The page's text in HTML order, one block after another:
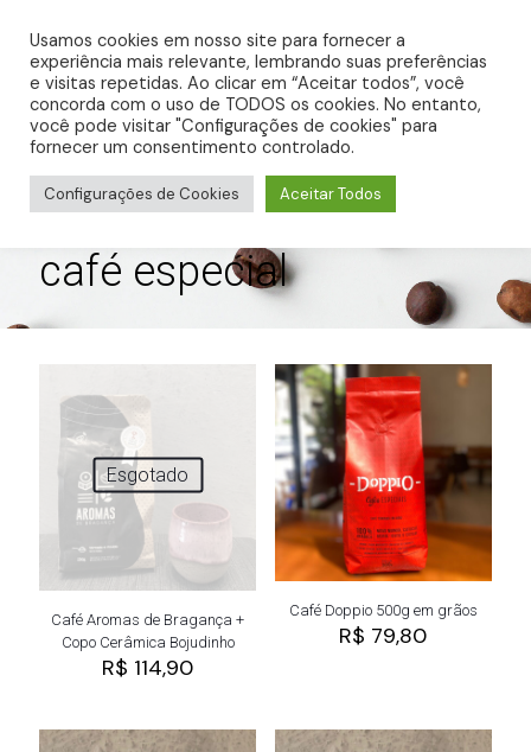
R$ 0,00
café especial
Esgotado
Café Aromas de Bragança +
Copo Cerâmica Bojudinho
R$ 114,90
Café Doppio 500g em grãos
R$ 79,80
Usamos cookies em nosso site para fornecer a
experiência mais relevante, lembrando suas preferências
e visitas repetidas. Ao clicar em “Aceitar todos”, você
concorda com o uso de TODOS os cookies. No entanto,
você pode visitar "Configurações de cookies" para
fornecer um consentimento controlado.
Configurações de Cookies Aceitar Todos